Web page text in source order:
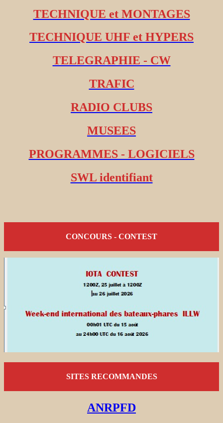
TECHNIQUE et MONTAGES
TECHNIQUE UHF et HYPERS
TELEGRAPHIE - CW
TRAFIC
RADIO CLUBS
MUSEES
PROGRAMMES - LOGICIELS
SWL identifiant
CONCOURS - CONTEST
SITES RECOMMANDES
ANRPFD